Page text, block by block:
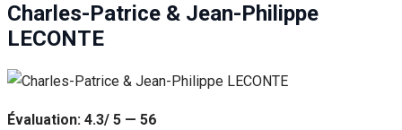
Charles-Patrice & Jean-Philippe
LECONTE
Évaluation: 4.3/ 5 — 56